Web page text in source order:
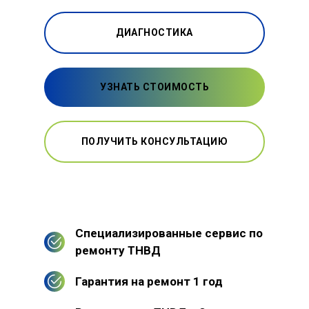
ДИАГНОСТИКА
УЗНАТЬ СТОИМОСТЬ
ПОЛУЧИТЬ КОНСУЛЬТАЦИЮ
Специализированные сервис по
ремонту ТНВД
Гарантия на ремонт 1 год